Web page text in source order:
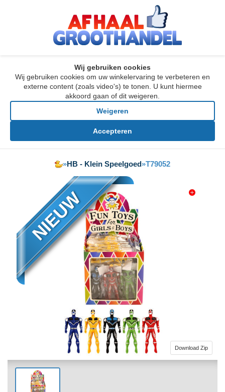
Wij gebruiken cookies
Wij gebruiken cookies om uw winkelervaring te verbeteren en
externe content (zoals video's) te tonen. U kunt hiermee
akkoord gaan of dit weigeren.
Weigeren
Accepteren
»HB - Klein Speelgoed»T79052
NIEUW
Download Zip